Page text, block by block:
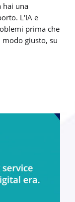
hai una
L'IA e
prima che
modo giusto, su